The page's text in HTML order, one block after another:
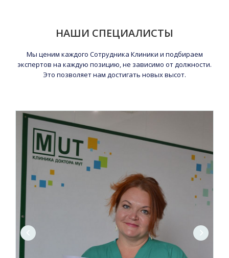
НАШИ СПЕЦИАЛИСТЫ
Мы ценим каждого Сотрудника Клиники и подбираем
экспертов на каждую позицию, не зависимо от должности.
Это позволяет нам достигать новых высот.